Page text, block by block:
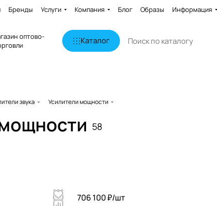
Бренды Услуги Компания Блог Образы Информация
оптово-
Каталог
звука Усилители мощности
58
706 100 ₽/шт